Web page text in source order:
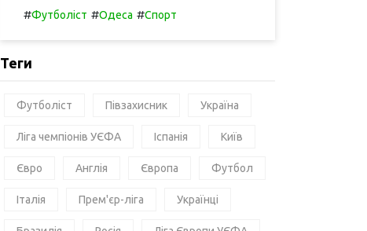
#Футболіст #Одеса #Спорт
Теги
Футболіст Півзахисник Україна
Ліга чемпіонів УЄФА Іспанія Київ
Євро Англія Європа Футбол
Італія Прем'єр-ліга Українці